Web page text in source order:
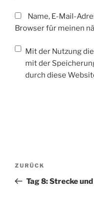
Name, E-Mail-
Browser für meinen
Mit der Nutzung
mit der
durch diese
Vorheriger
Beitrag
ZURÜCK
Tag 8: Strecke